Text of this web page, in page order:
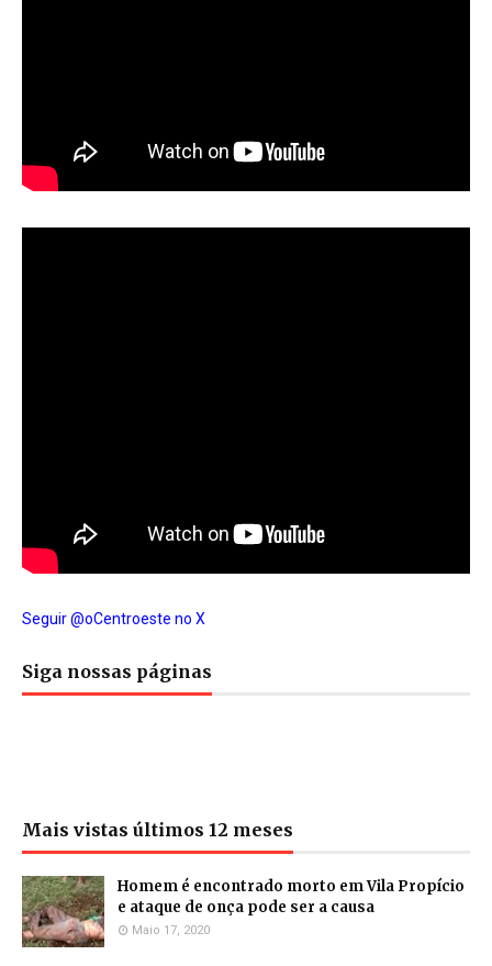
Seguir @oCentroeste no X
Siga nossas páginas
Mais vistas últimos 12 meses
Homem é encontrado morto em Vila Propício
e ataque de onça pode ser a causa
Maio 17, 2020